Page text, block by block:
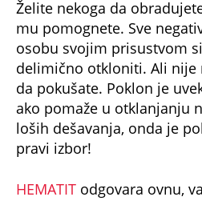
mu pomognete. Sve
osobu svojim prisustvom
delimično otkloniti. Ali nije
da pokušate. Poklon je
ako pomaže u otklanjanju
loših dešavanja, onda je
pravi izbor!